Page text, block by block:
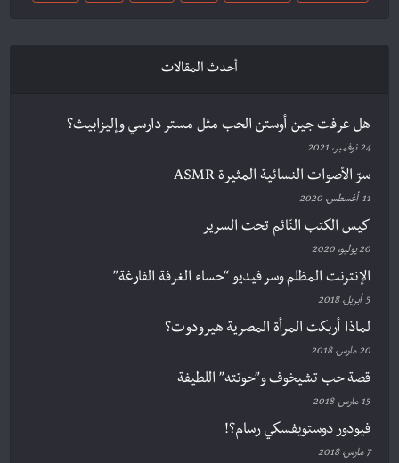
أحدث المقالات
هل عرفت جين أوستن الحب مثل مستر دارسي وإليزابيث؟
24 نوفمبر، 2021
سرّ الأصوات النسائية المثيرة ASMR
11 أغسطس، 2020
كيس الكتب النّائم تحت السرير
20 يوليو، 2020
الإنترنت المظلم وسر فيديو “حساء الغرفة الفارغة”
5 أبريل، 2018
لماذا أربكت المرأة المصرية هيرودوت؟
20 مارس، 2018
قصة حب تشيخوف و”حوتته” اللطيفة
15 مارس، 2018
فيودور دوستويفسكي رسام؟!
7 مارس، 2018